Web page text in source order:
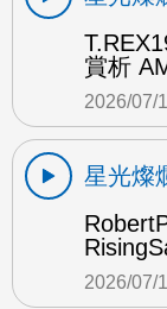
賞析
2026/07/
星光燦
2026/07/